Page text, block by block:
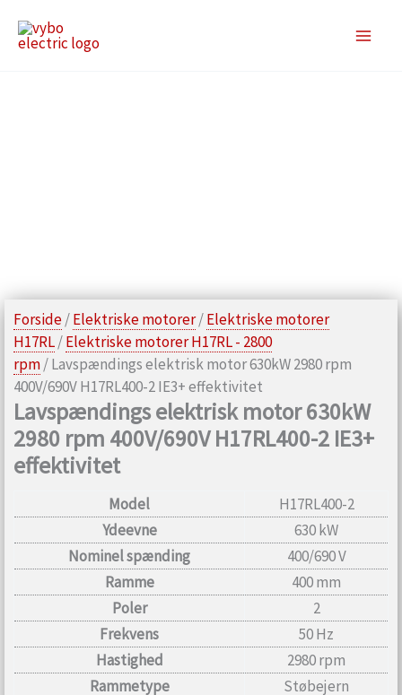
Forside/Elektriske motorer/Elektriske motorer
H17RL/Elektriske motorer H17RL - 2800
rpm/ Lavspændings elektrisk motor 630kW 2980 rpm
400V/690V H17RL400-2 IE3+ effektivitet
Lavspændings elektrisk motor 630kW
2980 rpm 400V/690V H17RL400-2 IE3+
effektivitet
Model
H17RL400-2
Ydeevne
630 kW
Nominel spænding
400/690 V
Ramme
400 mm
Poler
2
Frekvens
50 Hz
Hastighed
2980 rpm
Rammetype
Støbejern